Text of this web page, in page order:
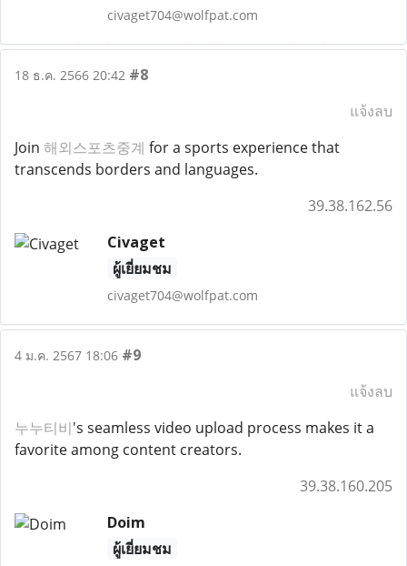
civaget704@wolfpat.com
18 ธ.ค. 2566 20:42 #8
แจ้งลบ
Join 해외스포츠중계 for a sports experience that
transcends borders and languages.
39.38.162.56
Civaget
ผู้เยี่ยมชม
civaget704@wolfpat.com
4 ม.ค. 2567 18:06 #9
แจ้งลบ
누누티비's seamless video upload process makes it a
favorite among content creators.
39.38.160.205
Doim
ผู้เยี่ยมชม